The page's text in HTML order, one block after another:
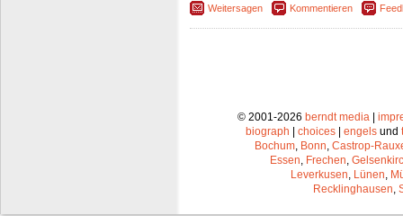
Weitersagen Kommentieren
© 2001-2026 berndt media|
biograph
choices engels und
Bochum, Bonn, Castrop-
Essen, Frechen,
Leverkusen, Lünen,
Recklinghausen,